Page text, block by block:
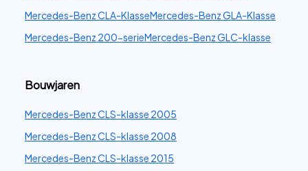
Mercedes-Benz CLA-KlasseMercedes-Benz GLA-Klasse
Mercedes-Benz 200-serieMercedes-Benz GLC-klasse
Bouwjaren
Mercedes-Benz CLS-klasse 2005
Mercedes-Benz CLS-klasse 2008
Mercedes-Benz CLS-klasse 2015